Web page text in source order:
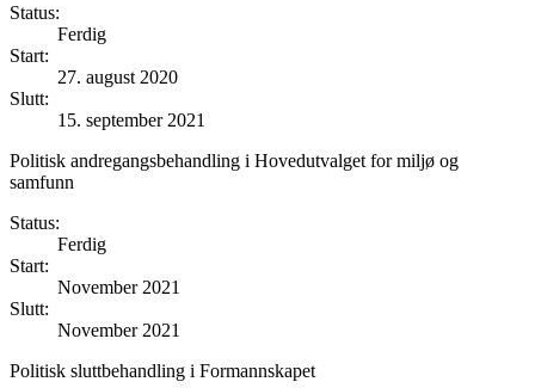
Status:
Ferdig
Start:
27. august 2020
Slutt:
15. september 2021
Politisk andregangsbehandling i Hovedutvalget for miljø og
samfunn
Status:
Ferdig
Start:
November 2021
Slutt:
November 2021
Politisk sluttbehandling i Formannskapet